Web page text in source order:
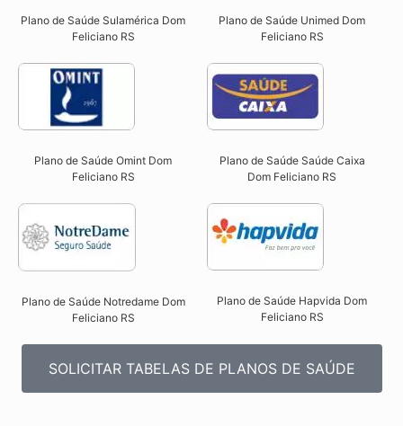
Plano de Saúde Sulamérica Dom
Feliciano RS
Plano de Saúde Unimed Dom
Feliciano RS
Plano de Saúde Omint Dom
Feliciano RS​
Plano de Saúde Saúde Caixa
Dom Feliciano RS​
Plano de Saúde Notredame Dom
Feliciano RS​
Plano de Saúde Hapvida Dom
Feliciano RS​
SOLICITAR TABELAS DE PLANOS DE SAÚDE